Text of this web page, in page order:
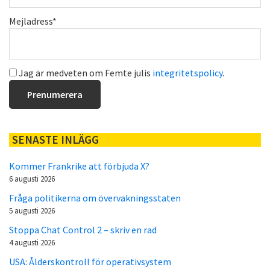
Mejladress*
Jag är medveten om Femte julis integritetspolicy.
SENASTE INLÄGG
Kommer Frankrike att förbjuda X?
6 augusti 2026
Fråga politikerna om övervakningsstaten
5 augusti 2026
Stoppa Chat Control 2 – skriv en rad
4 augusti 2026
USA: Ålderskontroll för operativsystem